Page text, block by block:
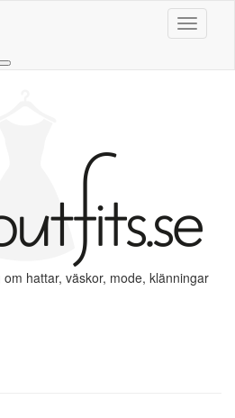
Slå på/
hattar, väskor, mode, klänningar